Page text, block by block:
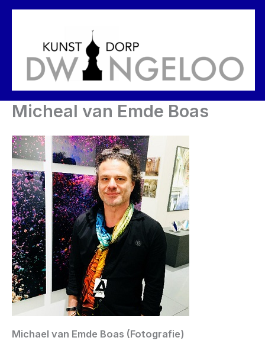
inhoud
Micheal van Emde Boas
Michael van Emde Boas (Fotografie)